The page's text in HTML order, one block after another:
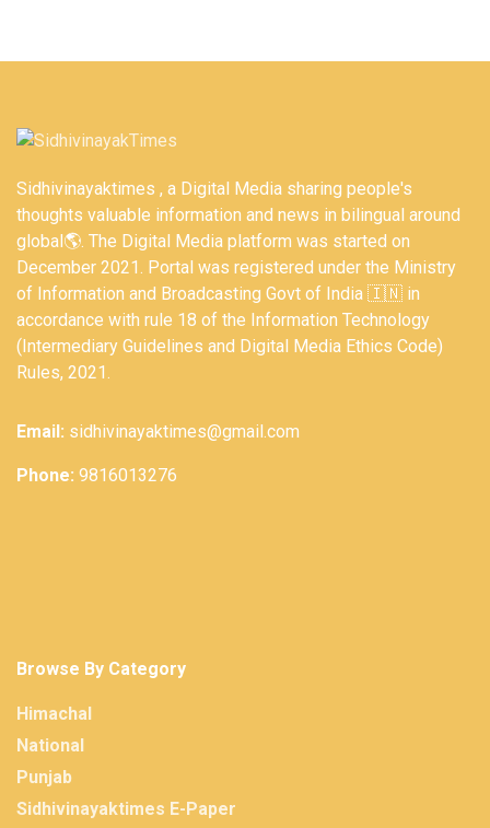
Sidhivinayaktimes , a Digital Media sharing people's
thoughts valuable information and news in bilingual around
global🌎. The Digital Media platform was started on
December 2021. Portal was registered under the Ministry
of Information and Broadcasting Govt of India 🇮🇳 in
accordance with rule 18 of the Information Technology
(Intermediary Guidelines and Digital Media Ethics Code)
Rules, 2021.
Email: sidhivinayaktimes@gmail.com
Phone: 9816013276
Browse By Category
Himachal
National
Punjab
Sidhivinayaktimes E-Paper